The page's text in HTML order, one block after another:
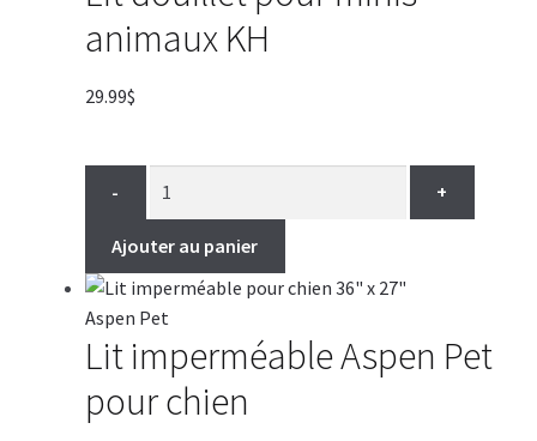
animaux KH
29.99$
- +
Ajouter au panier
Lit imperméable Aspen Pet
pour chien